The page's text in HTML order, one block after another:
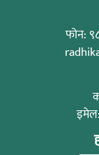
फोन:
इमेल: